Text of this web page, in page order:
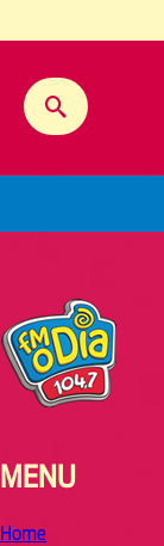
MENU
Home